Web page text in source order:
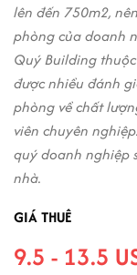
lên đến 750m2,
phòng của doanh
Quý Building
được nhiều đánh
phòng về chất
viên chuyên
quý doanh nghiệp
nhà.
GIÁ THUÊ
9.5 - 13.5